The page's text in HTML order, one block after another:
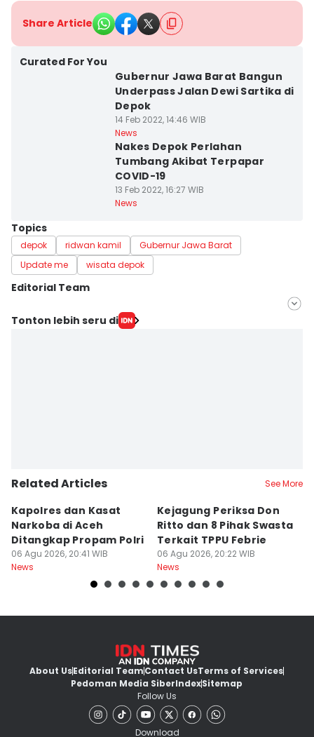
Share Article
Curated For You
Gubernur Jawa Barat Bangun
Underpass Jalan Dewi Sartika di
Depok
14 Feb 2022, 14:46 WIB
News
Nakes Depok Perlahan
Tumbang Akibat Terpapar
COVID-19
13 Feb 2022, 16:27 WIB
News
Topics
depok ridwan kamil
Gubernur Jawa Barat
Update me
wisata depok
Editorial Team
Editor
Tonton lebih seru di
Related Articles See More
Kapolres dan Kasat
Narkoba di Aceh
Ditangkap Propam Polri
06 Agu 2026, 20:41 WIB
News
Kejagung Periksa Don
Ritto dan 8 Pihak Swasta
Terkait TPPU Febrie
06 Agu 2026, 20:22 WIB
News
About UsEditorial TeamContact UsTerms of Services
Pedoman Media SiberIndexSitemap
Follow Us
Download